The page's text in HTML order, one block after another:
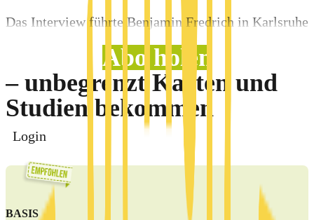
Das Interview führte Benjamin Fredrich in Karlsruhe
Abo holen
– unbegrenzt Karten und
Studien bekommen
BASIS
Login